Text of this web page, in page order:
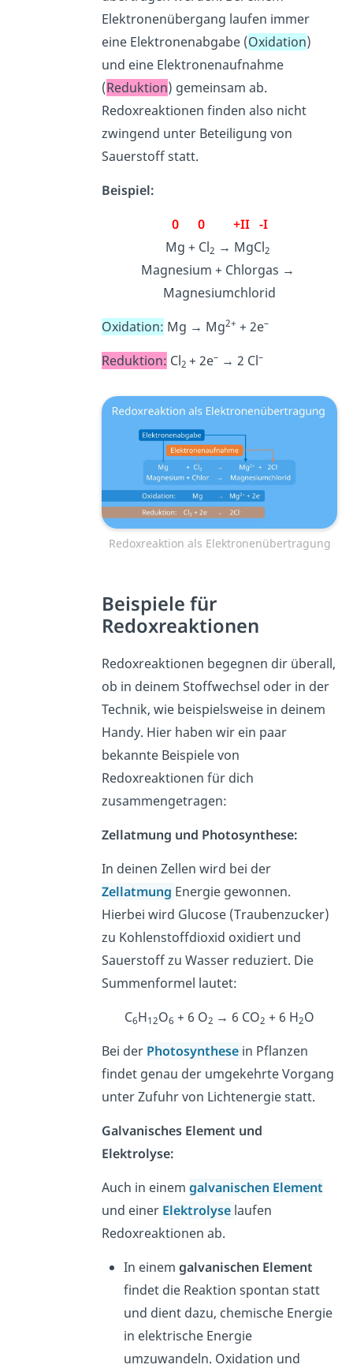
Elektronenübergang laufen immer
eine Elektronenabgabe (Oxidation)
und eine Elektronenaufnahme
(Reduktion) gemeinsam ab.
Redoxreaktionen finden also nicht
zwingend unter Beteiligung von
Sauerstoff statt.
Beispiel:
0 0 +II -I
Mg + Cl2 → MgCl2
Magnesium + Chlorgas →
Magnesiumchlorid
Oxidation: Mg → Mg2+ + 2e–
Reduktion: Cl2+ 2e– → 2 Cl–
Redoxreaktion als Elektronenübertragung
Beispiele für
Redoxreaktionen
Redoxreaktionen begegnen dir überall,
ob in deinem Stoffwechsel oder in der
Technik, wie beispielsweise in deinem
Handy. Hier haben wir ein paar
bekannte Beispiele von
Redoxreaktionen für dich
zusammengetragen:
Zellatmung und Photosynthese:
In deinen Zellen wird bei der
Zellatmung Energie gewonnen.
Hierbei wird Glucose (Traubenzucker)
zu Kohlenstoffdioxid oxidiert und
Sauerstoff zu Wasser reduziert. Die
Summenformel lautet:
C6H12O6 + 6 O2 → 6 CO2 + 6 H2O
Bei der Photosynthese in Pflanzen
findet genau der umgekehrte Vorgang
unter Zufuhr von Lichtenergie statt.
Galvanisches Element und
Elektrolyse:
Auch in einemgalvanischen Element
und einer Elektrolyse laufen
Redoxreaktionen ab.
In einemgalvanischen Element
findet die Reaktion spontan statt
und dient dazu, chemische Energie
in elektrische Energie
umzuwandeln. Oxidation und